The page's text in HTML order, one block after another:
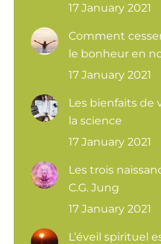
17 January 2021
Comment
le bonheur en
17 January 2021
Les bienfaits de
la science
17 January 2021
Les trois
C.G. Jung
17 January 2021
L’éveil spirituel